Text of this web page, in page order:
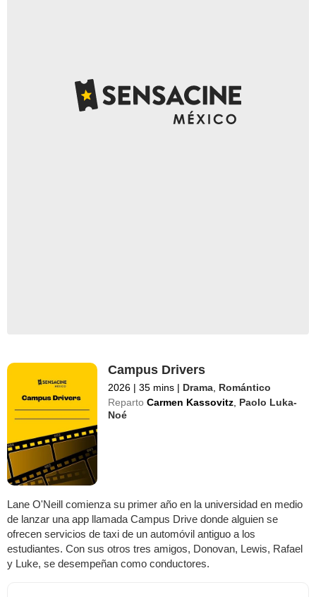
Campus Drivers
2026 | 35 mins | Drama Romántico
Reparto Carmen Kassovitz Paolo Luka-
Noé
Lane O'Neill comienza su primer año en la universidad en medio
de lanzar una app llamada Campus Drive donde alguien se
ofrecen servicios de taxi de un automóvil antiguo a los
estudiantes. Con sus otros tres amigos, Donovan, Lewis, Rafael
y Luke, se desempeñan como conductores.